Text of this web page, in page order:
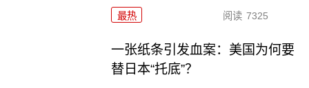
最热 阅读 7325
一张纸条引发血案：美国为何要
替日本“托底”？